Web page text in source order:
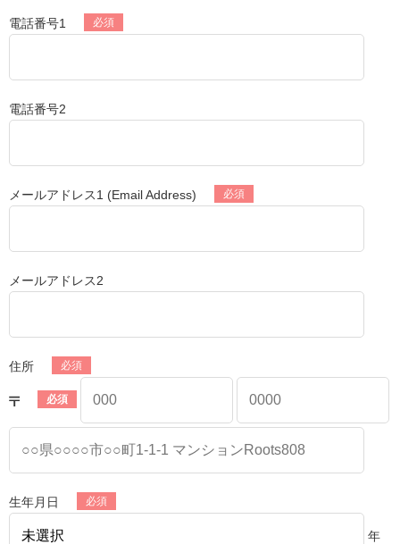
電話番号1
電話番号2
メールアドレス1 (Email Address)
メールアドレス2
住所
生年月日
年